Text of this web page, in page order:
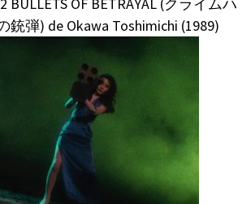
銃弾) de Okawa Toshimichi (1989)